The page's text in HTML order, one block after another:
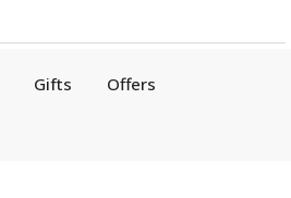
Gifts Offers